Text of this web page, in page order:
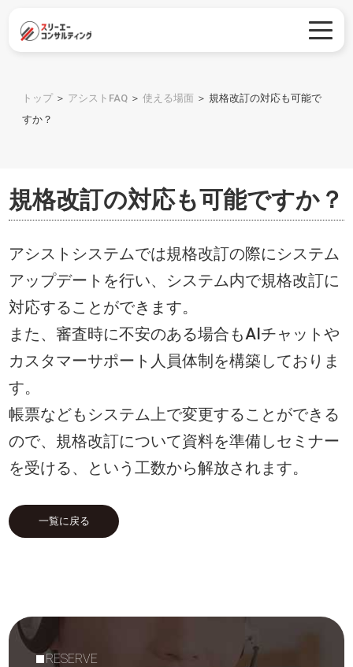
トップ ＞ アシストFAQ ＞ 使える場面 ＞ 規格改訂の対応も可能で
すか？
規格改訂の対応も可能ですか？
アシストシステムでは規格改訂の際にシステム
アップデートを行い、システム内で規格改訂に
対応することができます。
また、審査時に不安のある場合もAIチャットや
カスタマーサポート人員体制を構築しておりま
す。
帳票などもシステム上で変更することができる
ので、規格改訂について資料を準備しセミナー
を受ける、という工数から解放されます。
一覧に戻る
RESERVE